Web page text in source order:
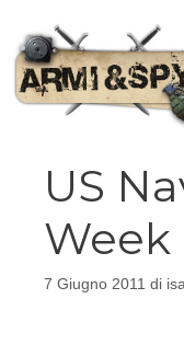
contenuto
US
Week
7 Giugno 2011 di